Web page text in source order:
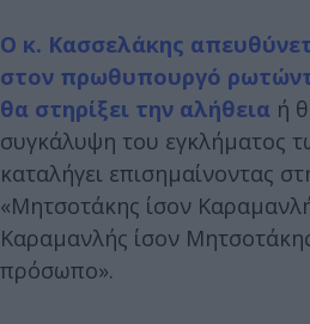
Ο κ. Κασσελάκης
στον πρωθυπουργό
θα στηρίξει την αλήθεια ή
συγκάλυψη του εγκλήματος
καταλήγει επισημαίνοντας
«Μητσοτάκης ίσον
Καραμανλής ίσον
πρόσωπο».